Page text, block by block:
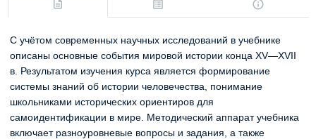
С учётом современных научных исследований в учебнике
описаны основные события мировой истории конца XV—XVII
в. Результатом изучения курса является формирование
системы знаний об истории человечества, понимание
школьниками исторических ориентиров для
самоидентификации в мире. Методический аппарат учебника
включает разноуровневые вопросы и задания, а также